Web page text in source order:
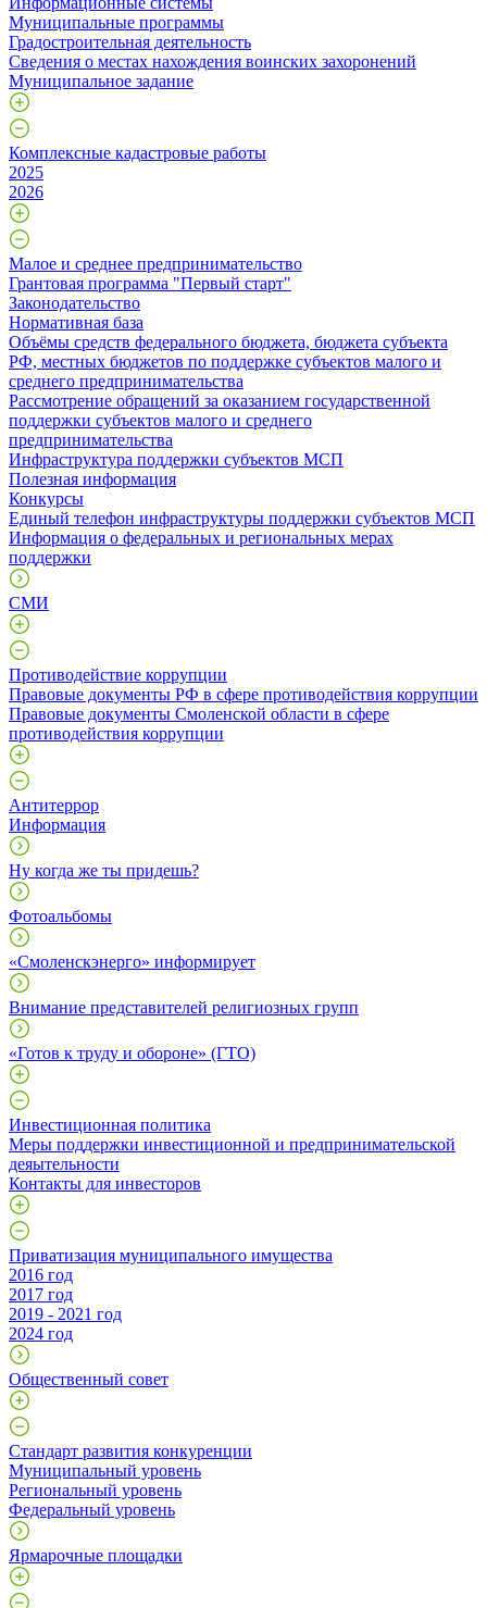
Муниципальные программы
Градостроительная деятельность
Сведения о местах нахождения воинских захоронений
Муниципальное задание
Комплексные кадастровые работы
2025
2026
Малое и среднее предпринимательство
Грантовая программа "Первый старт"
Законодательство
Нормативная база
Объёмы средств федерального бюджета, бюджета субъекта
РФ, местных бюджетов по поддержке субъектов малого и
среднего предпринимательства
Рассмотрение обращений за оказанием государственной
поддержки субъектов малого и среднего
предпринимательства
Инфраструктура поддержки субъектов МСП
Полезная информация
Конкурсы
Единый телефон инфраструктуры поддержки субъектов МСП
Информация о федеральных и региональных мерах
поддержки
СМИ
Противодействие коррупции
Правовые документы РФ в сфере противодействия коррупции
Правовые документы Смоленской области в сфере
противодействия коррупции
Антитеррор
Информация
Ну когда же ты придешь?
Фотоальбомы
«Смоленскэнерго» информирует
Внимание представителей религиозных групп
«Готов к труду и обороне» (ГТО)
Инвестиционная политика
Меры поддержки инвестиционной и предпринимательской
деяытельности
Контакты для инвесторов
Приватизация муниципального имущества
2016 год
2017 год
2019 - 2021 год
2024 год
Общественный совет
Стандарт развития конкуренции
Муниципальный уровень
Региональный уровень
Федеральный уровень
Ярмарочные площадки